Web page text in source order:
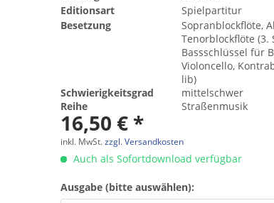
Editionsart
Spielpartitur
Besetzung
Sopranblockflöte,
Tenorblockflöte
Bassschlüssel für
Violoncello,
lib)
Schwierigkeitsgrad
mittelschwer
Reihe
Straßenmusik
16,50 € *
inkl. MwSt.zzgl. Versandkosten
Auch als Sofortdownload verfügbar
Ausgabe (bitte auswählen):